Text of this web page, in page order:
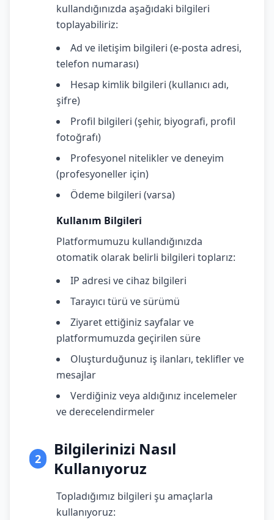
kullandığınızda aşağıdaki bilgileri
toplayabiliriz:
Ad ve iletişim bilgileri (e-posta adresi,
telefon numarası)
Hesap kimlik bilgileri (kullanıcı adı,
şifre)
Profil bilgileri (şehir, biyografi, profil
fotoğrafı)
Profesyonel nitelikler ve deneyim
(profesyoneller için)
Ödeme bilgileri (varsa)
Kullanım Bilgileri
Platformumuzu kullandığınızda
otomatik olarak belirli bilgileri toplarız:
IP adresi ve cihaz bilgileri
Tarayıcı türü ve sürümü
Ziyaret ettiğiniz sayfalar ve
platformumuzda geçirilen süre
Oluşturduğunuz iş ilanları, teklifler ve
mesajlar
Verdiğiniz veya aldığınız incelemeler
ve derecelendirmeler
2
Bilgilerinizi Nasıl
Kullanıyoruz
Topladığımız bilgileri şu amaçlarla
kullanıyoruz: